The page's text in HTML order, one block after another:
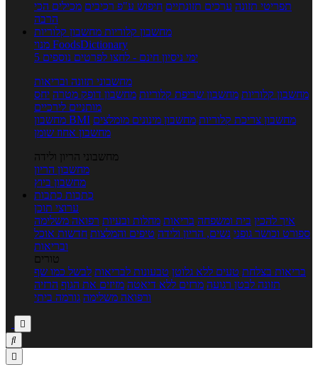
תפריטי תזונה ערכים תזונתיים חיפוש ע"פ רכיבים מכילים הכי
הרבה
מחשבון קלוריות מחשבון קלוריות
מנוי FoodsDictionary
5 ימי ניסיון חינם - לחצו לפרטים נוספים
מחשבוני תזונה ובריאות
מחשבון קלוריות מחשבון שריפת קלוריות מחשבון דופק מטרה יחס
מותניים לירכיים
מחשבון BMI
מחשבון צריכת קלוריות מחשבון מינונים מומלצים
מחשבון אחוז שומן
מחשבוני הריון ולידה
מחשבון הריון
מחשבון ביוץ
כתבות כתבות
ערוצי תוכן
איך להכין בית ומשפחה בריאות מחלות ובעיות רפואה משלימה
ספורט וכושר גופני נשים, הריון ולידה טיפים והמלצות חדשות אוכל
ובריאות
טורים
בריאות בצלחת טעים ללא גלוטן טבעונות לבריאות לבשל כמו שף
תזונה לבטן רגועה מרזים ללא דיאטה מזיזים את הגוף הרזיה
ורפואה משלימה גורמה ביתי


